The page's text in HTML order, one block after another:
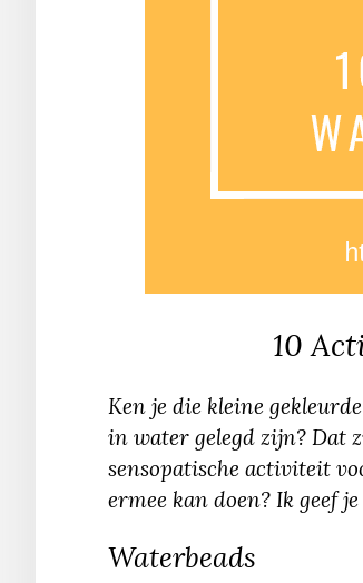
10
Ken je die kleine
in water gelegd zijn? Dat
sensopatische activiteit
ermee kan doen? Ik geef
Waterbeads